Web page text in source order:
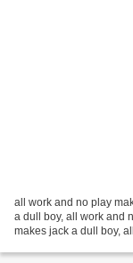
all work and no play
a dull boy, all work and
makes jack a dull boy,